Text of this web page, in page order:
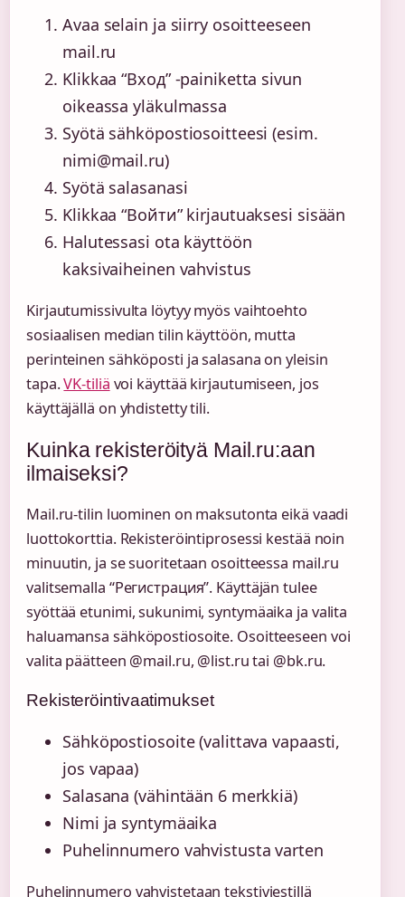
Avaa selain ja siirry osoitteeseen
mail.ru
Klikkaa “Вход” -painiketta sivun
oikeassa yläkulmassa
Syötä sähköpostiosoitteesi (esim.
nimi@mail.ru)
Syötä salasanasi
Klikkaa “Войти” kirjautuaksesi sisään
Halutessasi ota käyttöön
kaksivaiheinen vahvistus
Kirjautumissivulta löytyy myös vaihtoehto
sosiaalisen median tilin käyttöön, mutta
perinteinen sähköposti ja salasana on yleisin
tapa.VK-tiliä voi käyttää kirjautumiseen, jos
käyttäjällä on yhdistetty tili.
Kuinka rekisteröityä Mail.ru:aan
ilmaiseksi?
Mail.ru-tilin luominen on maksutonta eikä vaadi
luottokorttia. Rekisteröintiprosessi kestää noin
minuutin, ja se suoritetaan osoitteessa mail.ru
valitsemalla “Регистрация”. Käyttäjän tulee
syöttää etunimi, sukunimi, syntymäaika ja valita
haluamansa sähköpostiosoite. Osoitteeseen voi
valita päätteen @mail.ru, @list.ru tai @bk.ru.
Rekisteröintivaatimukset
Sähköpostiosoite (valittava vapaasti,
jos vapaa)
Salasana (vähintään 6 merkkiä)
Nimi ja syntymäaika
Puhelinnumero vahvistusta varten
Puhelinnumero vahvistetaan tekstiviestillä